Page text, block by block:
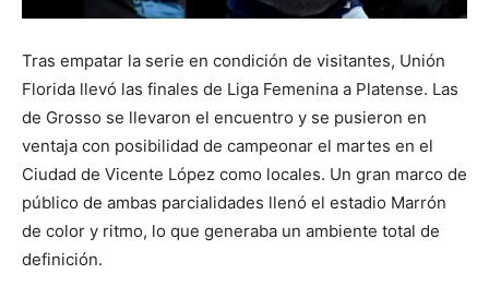
Tras empatar la serie en condición de visitantes, Unión
Florida llevó las finales de Liga Femenina a Platense. Las
de Grosso se llevaron el encuentro y se pusieron en
ventaja con posibilidad de campeonar el martes en el
Ciudad de Vicente López como locales. Un gran marco de
público de ambas parcialidades llenó el estadio Marrón
de color y ritmo, lo que generaba un ambiente total de
definición.